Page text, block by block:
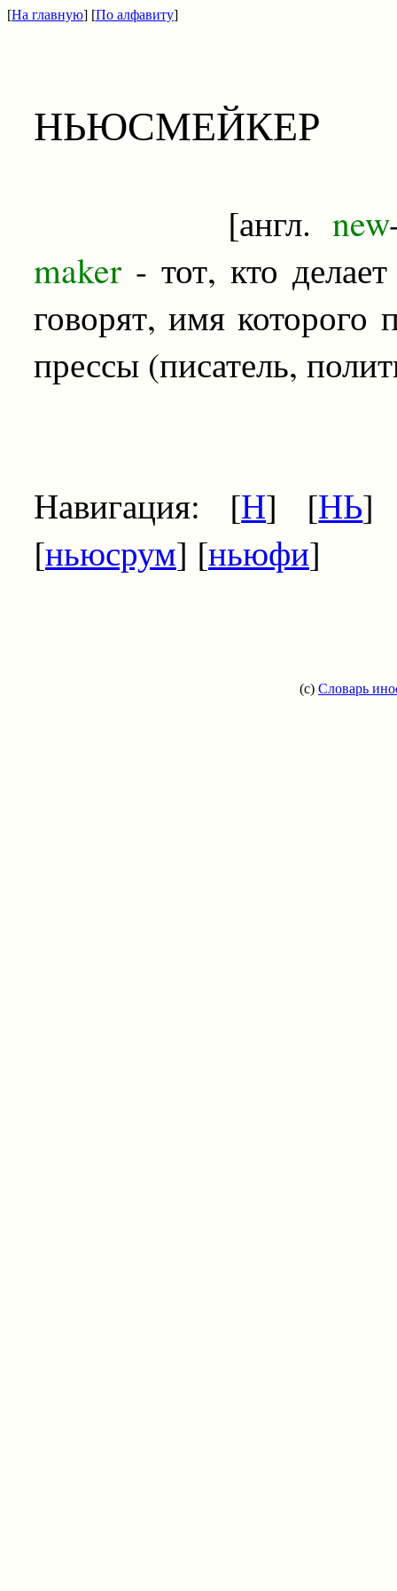
[На главную] [По алфавиту]
НЬЮСМЕЙКЕР
[англ. new
maker - тот, кто
говорят, имя которого
прессы (писатель,
Навигация: [Н] [НЬ]
[ньюсрум] [ньюфи]
(c) Словарь